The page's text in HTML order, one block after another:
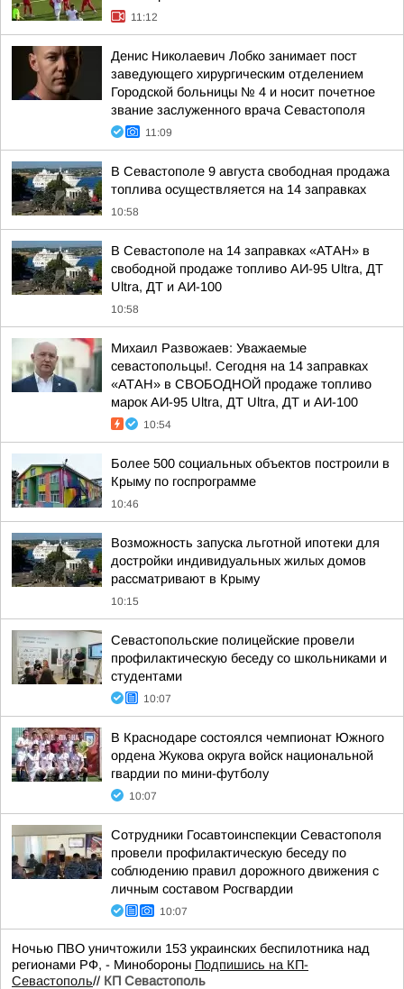
11:12
Денис Николаевич Лобко занимает пост
заведующего хирургическим отделением
Городской больницы № 4 и носит почетное
звание заслуженного врача Севастополя
11:09
В Севастополе 9 августа свободная продажа
топлива осуществляется на 14 заправках
10:58
В Севастополе на 14 заправках «АТАН» в
свободной продаже топливо АИ-95 Ultra, ДТ
Ultra, ДТ и АИ-100
10:58
Михаил Развожаев: Уважаемые
севастопольцы!. Сегодня на 14 заправках
«АТАН» в СВОБОДНОЙ продаже топливо
марок АИ-95 Ultra, ДТ Ultra, ДТ и АИ-100
10:54
Более 500 социальных объектов построили в
Крыму по госпрограмме
10:46
Возможность запуска льготной ипотеки для
достройки индивидуальных жилых домов
рассматривают в Крыму
10:15
Севастопольские полицейские провели
профилактическую беседу со школьниками и
студентами
10:07
В Краснодаре состоялся чемпионат Южного
ордена Жукова округа войск национальной
гвардии по мини-футболу
10:07
Сотрудники Госавтоинспекции Севастополя
провели профилактическую беседу по
соблюдению правил дорожного движения с
личным составом Росгвардии
10:07
Ночью ПВО уничтожили 153 украинских беспилотника над
регионами РФ, - Минобороны Подпишись на КП-
Севастополь// КП Севастополь